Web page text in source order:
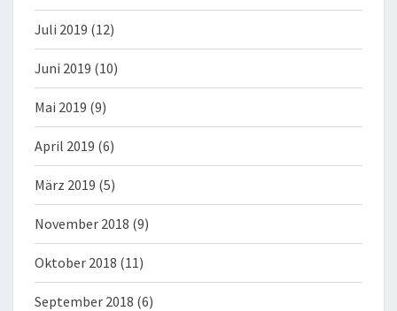
Juli 2019 (12)
Juni 2019 (10)
Mai 2019 (9)
April 2019 (6)
März 2019 (5)
November 2018 (9)
Oktober 2018 (11)
September 2018 (6)